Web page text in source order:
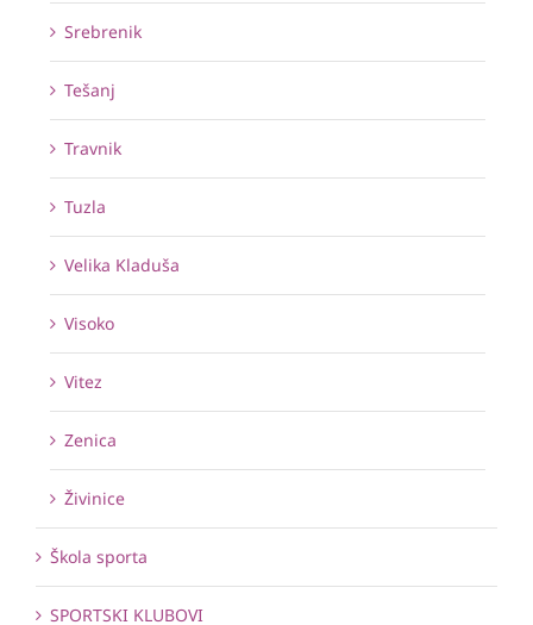
Srebrenik
Tešanj
Travnik
Tuzla
Velika Kladuša
Visoko
Vitez
Zenica
Živinice
Škola sporta
SPORTSKI KLUBOVI